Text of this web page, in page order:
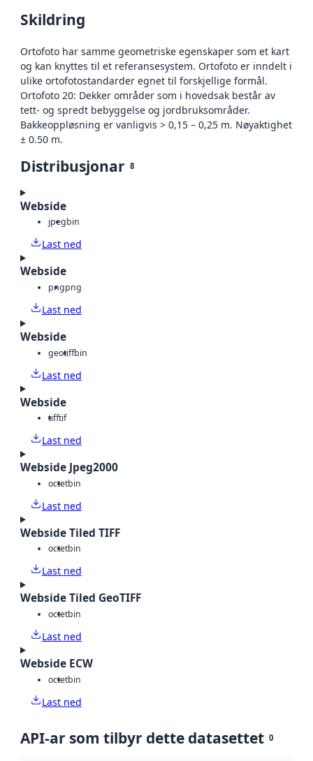
Skildring
Ortofoto har samme geometriske egenskaper som et kart
og kan knyttes til et referansesystem. Ortofoto er inndelt i
ulike ortofotostandarder egnet til forskjellige formål.
Ortofoto 20: Dekker områder som i hovedsak består av
tett- og spredt bebyggelse og jordbruksområder.
Bakkeoppløsning er vanligvis > 0,15 – 0,25 m. Nøyaktighet
± 0.50 m.
Distribusjonar 8
Webside
jpegbin
Last ned
Webside
pngpng
Last ned
Webside
geotiffbin
Last ned
Webside
tifftif
Last ned
Webside Jpeg2000
octetbin
Last ned
Webside Tiled TIFF
octetbin
Last ned
Webside Tiled GeoTIFF
octetbin
Last ned
Webside ECW
octetbin
Last ned
API-ar som tilbyr dette datasettet 0